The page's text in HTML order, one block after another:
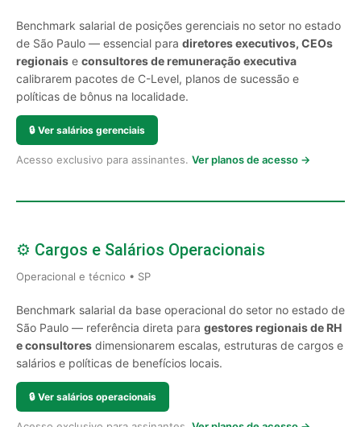
Benchmark salarial de posições gerenciais no setor no estado
de São Paulo — essencial para diretores executivos, CEOs
regionais e consultores de remuneração executiva
calibrarem pacotes de C-Level, planos de sucessão e
políticas de bônus na localidade.
🔒 Ver salários gerenciais
Acesso exclusivo para assinantes. Ver planos de acesso →
⚙️ Cargos e Salários Operacionais
Operacional e técnico • SP
Benchmark salarial da base operacional do setor no estado de
São Paulo — referência direta para gestores regionais de RH
e consultores dimensionarem escalas, estruturas de cargos e
salários e políticas de benefícios locais.
🔒 Ver salários operacionais